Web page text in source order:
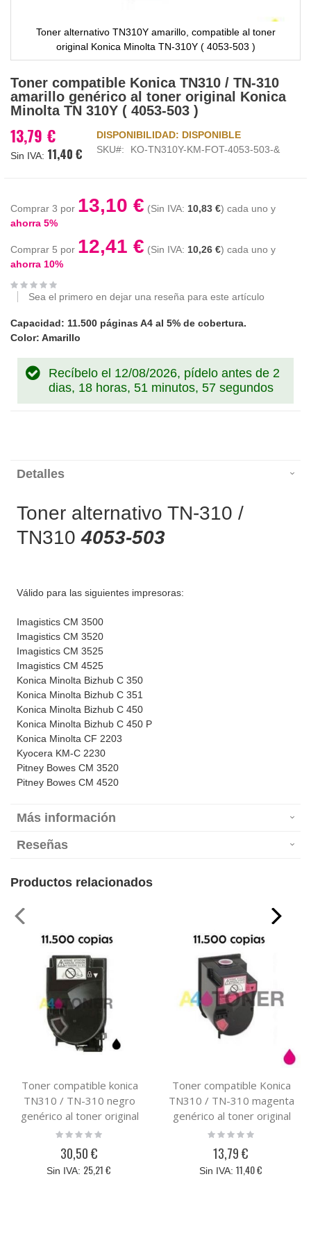
Toner alternativo TN310Y amarillo, compatible al toner
original Konica Minolta TN-310Y ( 4053-503 )
al
comienzo
de
galería
de
Toner compatible Konica TN310 / TN-310
amarillo genérico al toner original Konica
Minolta TN 310Y ( 4053-503 )
13,79 €
11,40 €
DISPONIBILIDAD: DISPONIBLE
SKU
KO-TN310Y-KM-FOT-4053-503-&
Comprar 3 por 13,10 € 10,83 € cada uno y
ahorra 5%
Comprar 5 por 12,41 € 10,26 € cada uno y
ahorra 10%
Sea el primero en dejar una reseña para este artículo
Capacidad: 11.500 páginas A4 al 5% de cobertura.
Color: Amarillo
Recíbelo el 12/08/2026, pídelo antes de 2
dias, 18 horas, 51 minutos, 57 segundos
Detalles
Toner alternativo TN-310 /
TN3104053-503
Válido para las siguientes impresoras:
Imagistics CM 3500
Imagistics CM 3520
Imagistics CM 3525
Imagistics CM 4525
Konica Minolta Bizhub C 350
Konica Minolta Bizhub C 351
Konica Minolta Bizhub C 450
Konica Minolta Bizhub C 450 P
Konica Minolta CF 2203
Kyocera KM-C 2230
Pitney Bowes CM 3520
Pitney Bowes CM 4520
Más información
Reseñas
Productos relacionados
Toner compatible konica
TN310 / TN-310 negro
genérico al toner original
Konica Minolta TN 310BK (
4053-403 )
Rating:
30,50 €
25,21 €
Toner compatible Konica
TN310 / TN-310 magenta
genérico al toner original
Konica Minolta TN 310M (
4053-603 )
Rating:
13,79 €
11,40 €